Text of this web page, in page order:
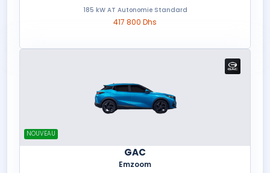
185 kW AT Autonomie Standard
417 800 Dhs
NOUVEAU
GAC
Emzoom